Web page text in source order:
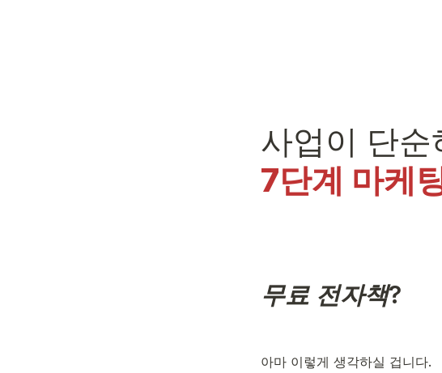
7단계 마케
무료 전자책?
아마 이렇게 생각하실 겁니다.